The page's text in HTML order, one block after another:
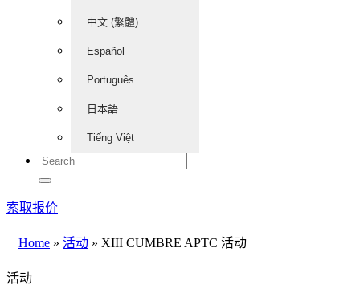
中文 (繁體)
Español
Português
日本語
Tiếng Việt
索取报价
Home » 活动 » XIII CUMBRE APTC 活动
活动